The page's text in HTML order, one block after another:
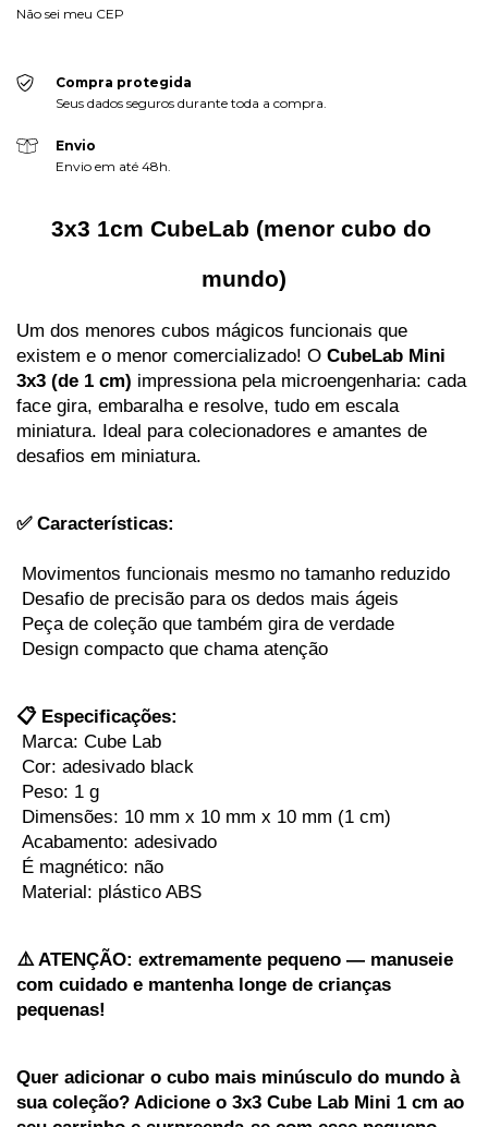
Não sei meu CEP
Compra protegida
Seus dados seguros durante toda a compra.
Envio
Envio em até 48h.
3x3 1cm CubeLab (menor cubo do
mundo)
Um dos menores cubos mágicos funcionais que
existem e o menor comercializado! O CubeLab Mini
3x3 (de 1 cm) impressiona pela microengenharia: cada
face gira, embaralha e resolve, tudo em escala
miniatura. Ideal para colecionadores e amantes de
desafios em miniatura.
✅ Características:
Movimentos funcionais mesmo no tamanho reduzido
Desafio de precisão para os dedos mais ágeis
Peça de coleção que também gira de verdade
Design compacto que chama atenção
📋 Especificações:
Marca: Cube Lab
Cor: adesivado black
Peso: 1 g
Dimensões: 10 mm x 10 mm x 10 mm (1 cm)
Acabamento: adesivado
É magnético: não
Material: plástico ABS
⚠️ ATENÇÃO: extremamente pequeno — manuseie
com cuidado e mantenha longe de crianças
pequenas!
Quer adicionar o cubo mais minúsculo do mundo à
sua coleção? Adicione o 3x3 Cube Lab Mini 1 cm ao